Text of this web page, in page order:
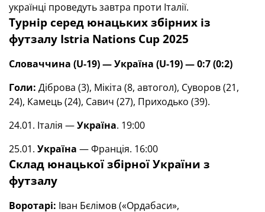
українці проведуть завтра проти Італії.
Турнір серед юнацьких збірних із
футзалу Istria Nations Cup 2025
Словаччина (U-19) — Україна (U-19)—0:7 (0:2)
Голи: Діброва (3), Мікіта (8, автогол), Суворов (21,
24), Камець (24), Савич (27), Приходько (39).
24.01. Італія —Україна. 19:00
25.01. Україна — Франція. 16:00
Склад юнацької збірної України з
футзалу
Воротарі: Іван Бєлімов («Ордабаси»,